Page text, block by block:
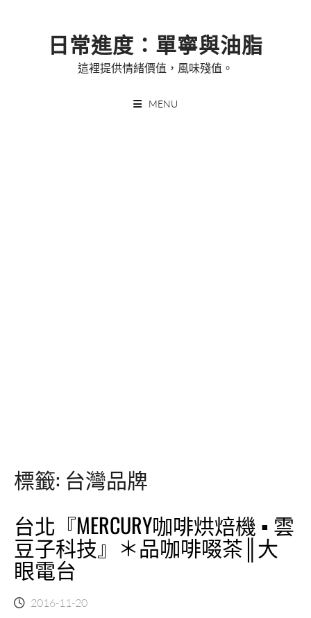
日常進度：單寧與油脂
這裡提供情緒價值，風味殘值。
MENU
標籤: 台灣品牌
台北『MERCURY咖啡烘焙機 ▪ 雲
豆子科技』＊品咖啡啜茶║大
眼電台
2016-11-20